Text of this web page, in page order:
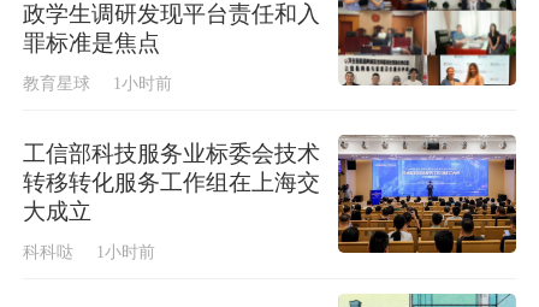
政学生调研发现平台责任和入
罪标准是焦点
教育星球 1小时前
工信部科技服务业标委会技术
转移转化服务工作组在上海交
大成立
科科哒 1小时前